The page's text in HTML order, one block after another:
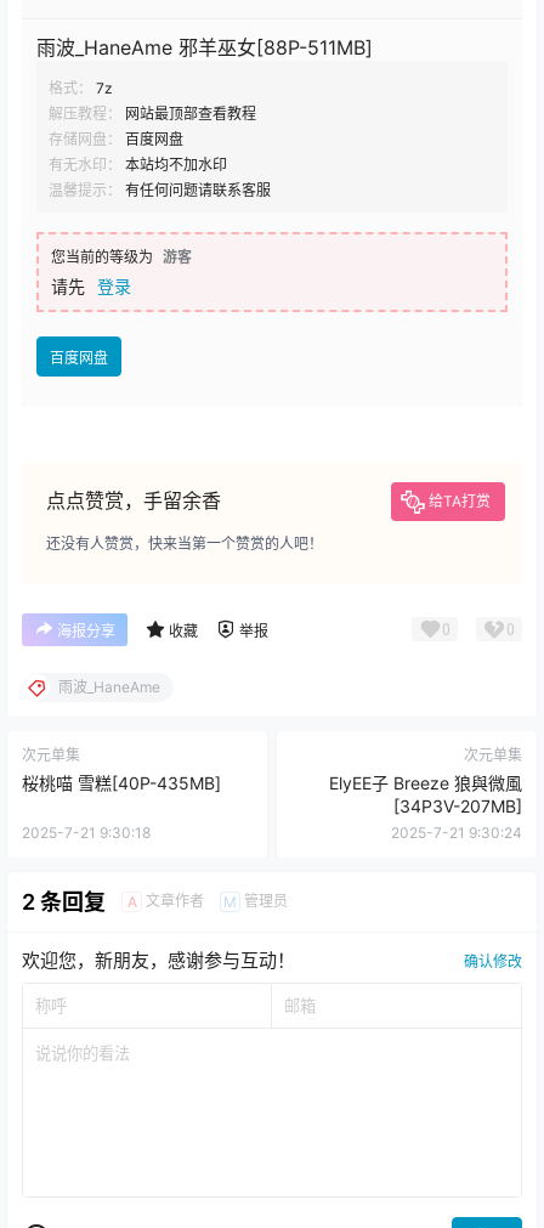
雨波_HaneAme 邪羊巫女[88P-511MB]
格式：
7z
解压教程：
网站最顶部查看教程
存储网盘：
百度网盘
有无水印：
本站均不加水印
温馨提示：
有任何问题请联系客服
您当前的等级为 游客
请先 登录
百度网盘
点点赞赏，手留余香 给TA打赏
还没有人赞赏，快来当第一个赞赏的人吧！
海报分享 收藏 举报 0 0
雨波_HaneAme
次元单集
桜桃喵 雪糕[40P-435MB]
2025-7-21 9:30:18
次元单集
ElyEE子 Breeze 狼與微風
[34P3V-207MB]
2025-7-21 9:30:24
2 条回复 A 文章作者 M 管理员
欢迎您，新朋友，感谢参与互动！ 确认修改